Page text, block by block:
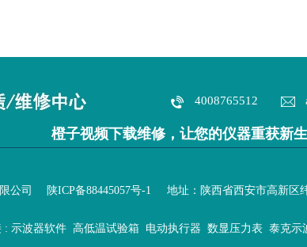
4008765512
橙子视频下载维修，让您的仪器重获新生
限公司 陕ICP备88445057号-1 地址：陕西省西安市高新
: 示波器软件 高低温试验箱 电动执行器 数显压力表 泰克示